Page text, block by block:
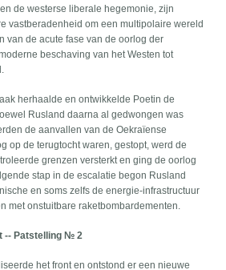
de westerse liberale hegemonie, zijn
vastberadenheid om een multipolaire wereld
van de acute fase van de oorlog der
beschaving van het Westen tot
herhaalde en ontwikkelde Poetin de
Rusland daarna al gedwongen was
de aanvallen van de Oekraïense
op de terugtocht waren, gestopt, werd de
grenzen versterkt en ging de oorlog
stap in de escalatie begon Rusland
en soms zelfs de energie-infrastructuur
met onstuitbare raketbombardementen.
-- Patstelling № 2
het front en ontstond er een nieuwe